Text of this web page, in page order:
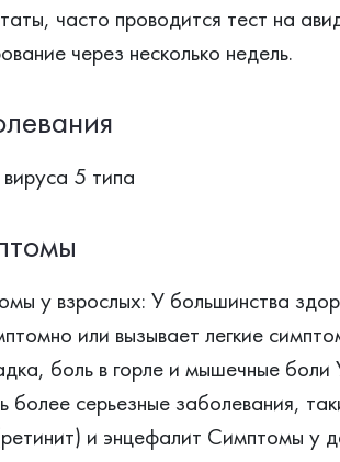
часто проводится тест на
через несколько недель.
вируса 5 типа
у взрослых: У большинства
или вызывает легкие
боль в горле и мышечные
более серьезные заболевания,
и энцефалит Симптомы